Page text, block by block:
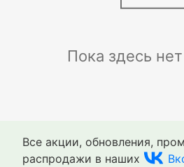
Пока здесь
Все акции, обновления,
распродажи в наших